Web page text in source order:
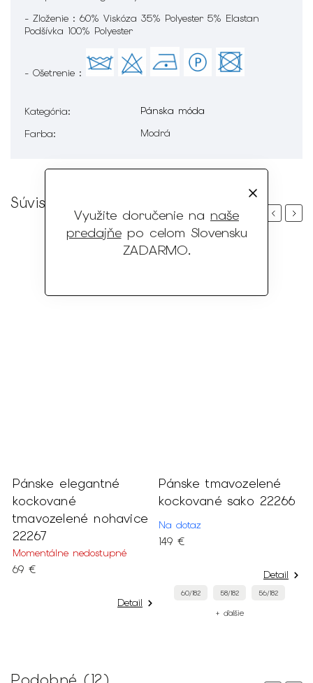
Využite doručenie na naše
predajňepo celom Slovensku
ZADARMO.
- Zloženie : 60% Viskóza 35% Polyester 5% Elastan
Podšívka 100% Polyester
- Ošetrenie :
Kategória:
Pánska móda
Farba: Modrá
Súvisiaci tovar
Previous
Pánske elegantné
kockované
tmavozelené nohavice
22267
Momentálne nedostupné
69 €
Detail
Pánske tmavozelené
kockované sako 22266
Na dotaz
149 €
Detail
60/182 58/182 56/182
+ ďalšie
Next